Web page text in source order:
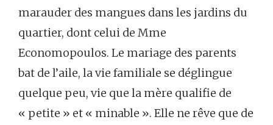
marauder des mangues dans les jardins du
quartier, dont celui de Mme
Economopoulos. Le mariage des parents
bat de l’aile, la vie familiale se déglingue
quelque peu, vie que la mère qualifie de
« petite » et « minable ». Elle ne rêve que de